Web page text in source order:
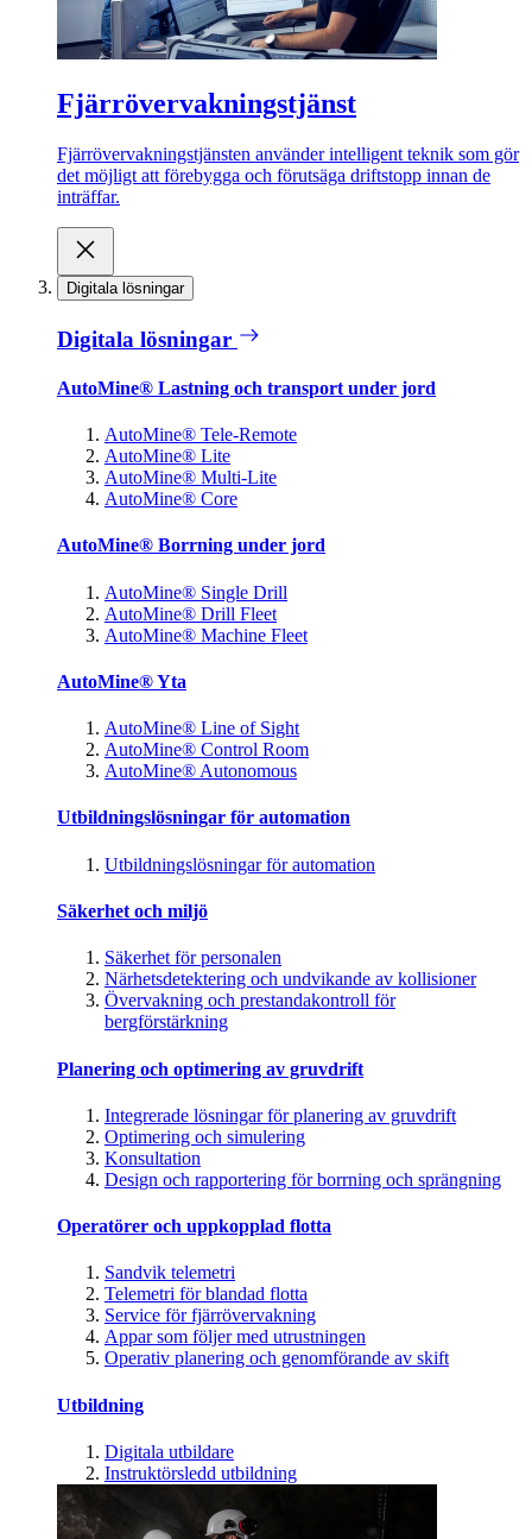
Fjärrövervakningstjänst
Fjärrövervakningstjänsten använder intelligent teknik som gör
det möjligt att förebygga och förutsäga driftstopp innan de
inträffar.
Digitala lösningar
Digitala lösningar
AutoMine® Lastning och transport under jord
AutoMine® Tele-Remote
AutoMine® Lite
AutoMine® Multi-Lite
AutoMine® Core
AutoMine® Borrning under jord
AutoMine® Single Drill
AutoMine® Drill Fleet
AutoMine® Machine Fleet
AutoMine® Yta
AutoMine® Line of Sight
AutoMine® Control Room
AutoMine® Autonomous
Utbildningslösningar för automation
Utbildningslösningar för automation
Säkerhet och miljö
Säkerhet för personalen
Närhetsdetektering och undvikande av kollisioner
Övervakning och prestandakontroll för
bergförstärkning
Planering och optimering av gruvdrift
Integrerade lösningar för planering av gruvdrift
Optimering och simulering
Konsultation
Design och rapportering för borrning och sprängning
Operatörer och uppkopplad flotta
Sandvik telemetri
Telemetri för blandad flotta
Service för fjärrövervakning
Appar som följer med utrustningen
Operativ planering och genomförande av skift
Utbildning
Digitala utbildare
Instruktörsledd utbildning